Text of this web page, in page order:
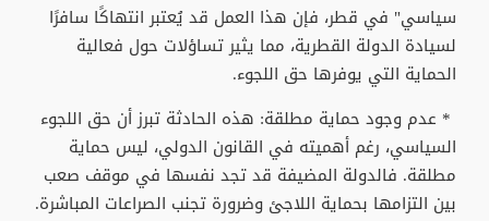
سياسي" في قطر، فإن هذا العمل قد يُعتبر انتهاكًا سافرًا
لسيادة الدولة القطرية، مما يثير تساؤلات حول فعالية
الحماية التي يوفرها حق اللجوء.
* عدم وجود حماية مطلقة: هذه الحادثة تبرز أن حق اللجوء
السياسي، رغم أهميته في القانون الدولي، ليس حماية
مطلقة. فالدولة المضيفة قد تجد نفسها في موقف صعب
بين التزامها بحماية اللاجئ وضرورة تجنب الصراعات المباشرة.